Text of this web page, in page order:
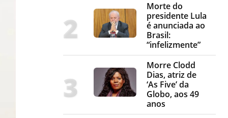
Morte do
presidente Lula
é anunciada ao
Brasil:
“infelizmente”
Morre Clodd
Dias, atriz de
‘As Five’ da
Globo, aos 49
anos